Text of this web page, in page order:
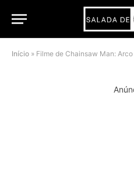
Início » Filme de Chainsaw Man: Arco da